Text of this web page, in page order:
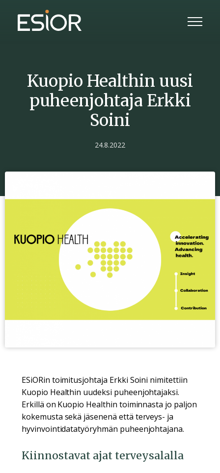
Kuopio Healthin uusi
puheenjohtaja Erkki
Soini
24.8.2022
ESiORin toimitusjohtaja Erkki Soini nimitettiin
Kuopio Healthin uudeksi puheenjohtajaksi.
Erkillä on Kuopio Healthin toiminnasta jo paljon
kokemusta sekä jäsenenä että terveys- ja
hyvinvointidatatyöryhmän puheenjohtajana.
Kiinnostavat ajat terveysalalla